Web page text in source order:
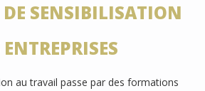
DE SENSIBILISATION
au travail passe par des formations